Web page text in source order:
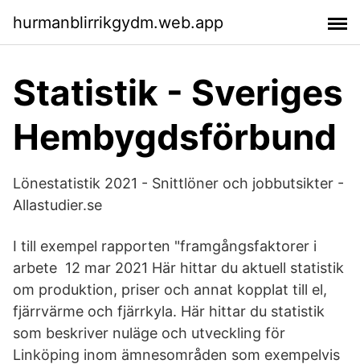
hurmanblirrikgydm.web.app
Statistik - Sveriges
Hembygdsförbund
Lönestatistik 2021 - Snittlöner och jobbutsikter -
Allastudier.se
I till exempel rapporten "framgångsfaktorer i
arbete 12 mar 2021 Här hittar du aktuell statistik
om produktion, priser och annat kopplat till el,
fjärrvärme och fjärrkyla. Här hittar du statistik
som beskriver nuläge och utveckling för
Linköping inom ämnesområden som exempelvis